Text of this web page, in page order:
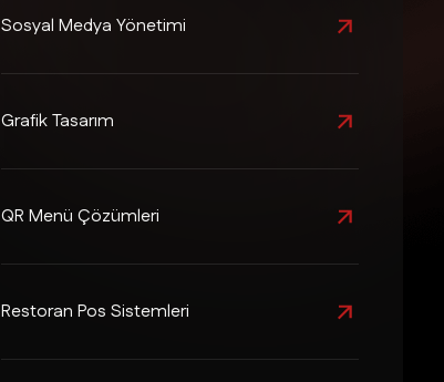
Sosyal Medya Yönetimi
Grafik Tasarım
QR Menü Çözümleri
Restoran Pos Sistemleri